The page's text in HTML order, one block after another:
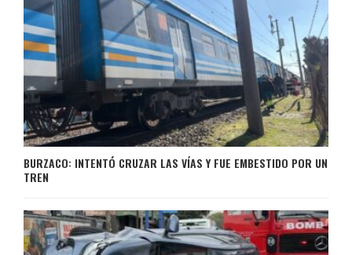
BURZACO: INTENTÓ CRUZAR LAS VÍAS Y FUE EMBESTIDO POR UN
TREN